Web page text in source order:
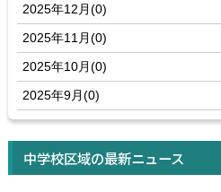
2025年12月(0)
2025年11月(0)
2025年10月(0)
2025年9月(0)
中学校区域の最新ニュース